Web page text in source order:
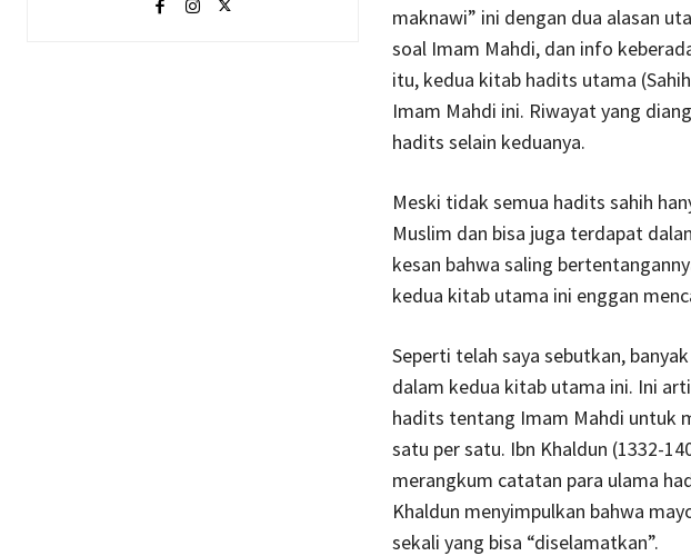
maknawi” ini dengan dua alasan
soal Imam Mahdi, dan info
itu, kedua kitab hadits utama
Imam Mahdi ini. Riwayat yang
hadits selain keduanya.
Meski tidak semua hadits sahih
Muslim dan bisa juga terdapat
kesan bahwa saling
kedua kitab utama ini enggan
Seperti telah saya sebutkan,
dalam kedua kitab utama ini. Ini
hadits tentang Imam Mahdi untuk
satu per satu. Ibn Khaldun (1332-
merangkum catatan para ulama
Khaldun menyimpulkan bahwa
sekali yang bisa “diselamatkan”.